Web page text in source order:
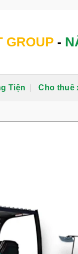
GROUP -
Tiện Cho thuê